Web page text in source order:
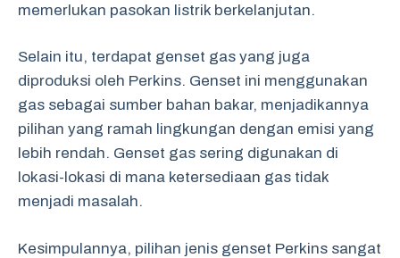
memerlukan pasokan listrik berkelanjutan.
Selain itu, terdapat genset gas yang juga
diproduksi oleh Perkins. Genset ini menggunakan
gas sebagai sumber bahan bakar, menjadikannya
pilihan yang ramah lingkungan dengan emisi yang
lebih rendah. Genset gas sering digunakan di
lokasi-lokasi di mana ketersediaan gas tidak
menjadi masalah.
Kesimpulannya, pilihan jenis genset Perkins sangat